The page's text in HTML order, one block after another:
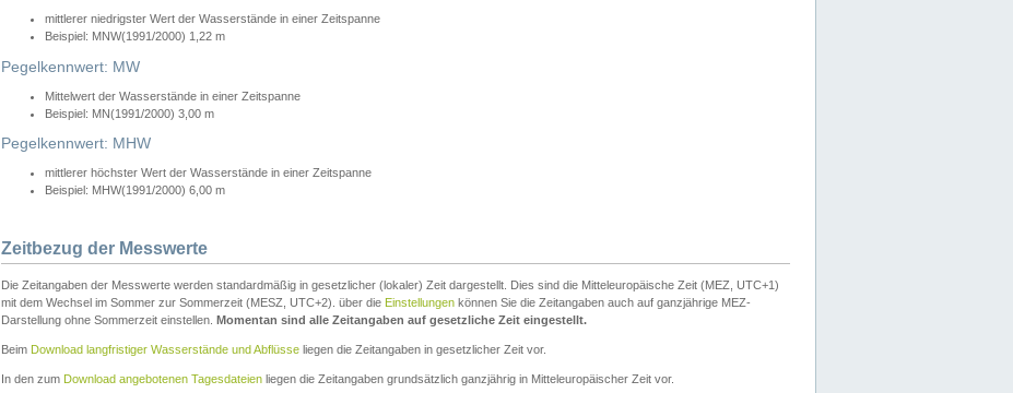
mittlerer niedrigster Wert der Wasserstände in einer Zeitspanne
Beispiel: MNW(1991/2000) 1,22 m
Pegelkennwert: MW
Mittelwert der Wasserstände in einer Zeitspanne
Beispiel: MN(1991/2000) 3,00 m
Pegelkennwert: MHW
mittlerer höchster Wert der Wasserstände in einer Zeitspanne
Beispiel: MHW(1991/2000) 6,00 m
Zeitbezug der Messwerte
Die Zeitangaben der Messwerte werden standardmäßig in gesetzlicher (lokaler) Zeit dargestellt. Dies sind die Mitteleuropäische Zeit (MEZ, UTC+1)
mit dem Wechsel im Sommer zur Sommerzeit (MESZ, UTC+2). über die Einstellungen können Sie die Zeitangaben auch auf ganzjährige MEZ-
Darstellung ohne Sommerzeit einstellen. Momentan sind alle Zeitangaben auf gesetzliche Zeit eingestellt.
Beim Download langfristiger Wasserstände und Abflüsse liegen die Zeitangaben in gesetzlicher Zeit vor.
In den zum Download angebotenen Tagesdateien liegen die Zeitangaben grundsätzlich ganzjährig in Mitteleuropäischer Zeit vor.